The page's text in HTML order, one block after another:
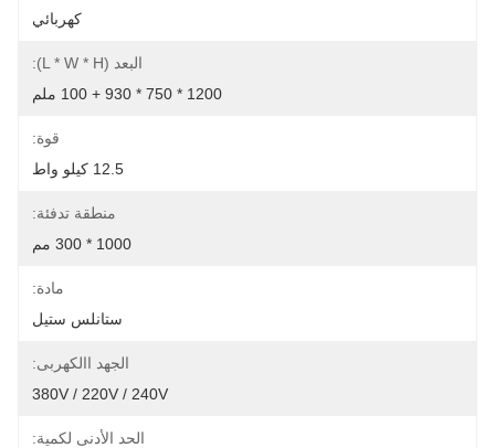
كهربائي
البعد (L * W * H):
1200 * 750 * 930 + 100 ملم
قوة:
12.5 كيلو واط
منطقة تدفئة:
1000 * 300 مم
مادة:
ستانلس ستيل
الجهد االكهربى:
380V / 220V / 240V
الحد الأدنى لكمية: